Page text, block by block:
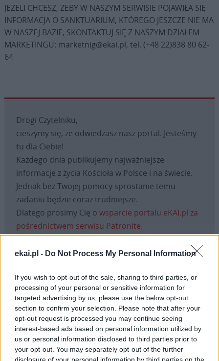
ekai.pl - Do Not Process My Personal Information
If you wish to opt-out of the sale, sharing to third parties, or
processing of your personal or sensitive information for
targeted advertising by us, please use the below opt-out
section to confirm your selection. Please note that after your
opt-out request is processed you may continue seeing
interest-based ads based on personal information utilized by
us or personal information disclosed to third parties prior to
your opt-out. You may separately opt-out of the further
disclosure of your personal information by third parties on the
JEŻELI CHCESZ, ŻEBY W NASZYM SERWISIE POJAWIŁA SIĘ
INFORMACJA O SANKTUARIUM, KTÓREGO JESZCZE NIE MA
W NASZEJ BAZIE, SKONTAKTUJ SIĘ Z NASZYM DZIAŁEM
MARKETINGU: marketnig@ekai.pl, tel. (+48 22)838 80 62-
64
Drogi Czytelniku,
cieszymy się, że odwiedzasz nasz portal. Jesteśmy
tu dla Ciebie!
Każdego dnia publikujemy najważniejsze
informacje z życia Kościoła w Polsce i na świecie.
Jednak bez Twojej pomocy sprostanie temu
zadaniu będzie coraz trudniejsze.
Dlatego prosimy Cię o wsparcie portalu eKAI.pl za
pośrednictwem serwisu Patronite.
Dzięki Tobie będziemy mogli realizować naszą
misję. Więcej informacji znajdziesztutaj.
Facebook
TwitterMessenger
WhatsApp
EmailCopy
Link
Print
Wersja do druku